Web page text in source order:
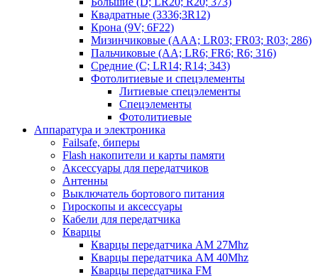
Квадратные (3336;3R12)
Крона (9V; 6F22)
Мизинчиковые (AAA; LR03; FR03; R03; 286)
Пальчиковые (AA; LR6; FR6; R6; 316)
Средние (C; LR14; R14; 343)
Фотолитиевые и спецэлементы
Литиевые спецэлементы
Спецэлементы
Фотолитиевые
Аппаратура и электроника
Failsafe, биперы
Flash накопители и карты памяти
Аксессуары для передатчиков
Антенны
Выключатель бортового питания
Гироскопы и аксессуары
Кабели для передатчика
Кварцы
Кварцы передатчика AM 27Mhz
Кварцы передатчика AM 40Mhz
Кварцы передатчика FM